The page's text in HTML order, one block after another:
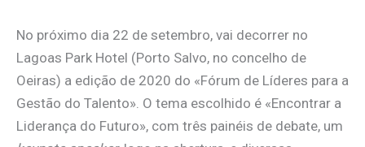
No próximo dia 22 de setembro, vai decorrer no
Lagoas Park Hotel (Porto Salvo, no concelho de
Oeiras) a edição de 2020 do «Fórum de Líderes para a
Gestão do Talento». O tema escolhido é «Encontrar a
Liderança do Futuro», com três painéis de debate, um